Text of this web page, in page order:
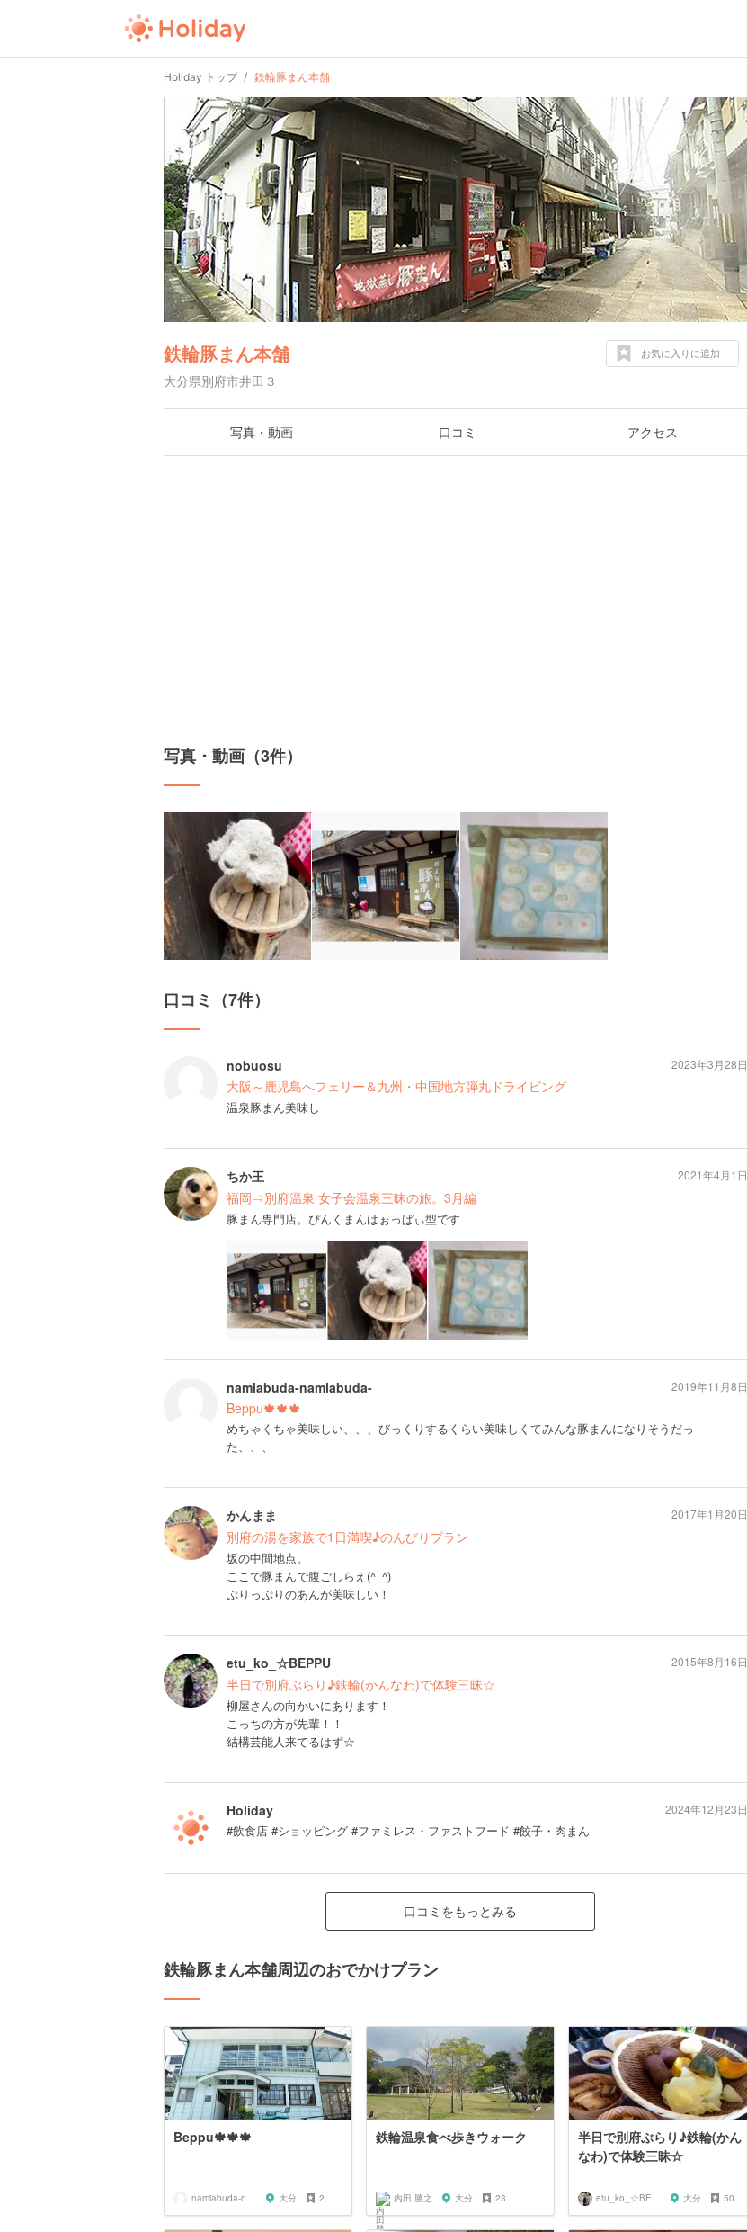
Holiday トップ 鉄輪豚まん本舗
鉄輪豚まん本舗
大分県別府市井田３
お気に入りに追加
写真・動画 口コミ アクセス
写真・動画（3件）
口コミ（7件）
nobuosu
大阪～鹿児島へフェリー＆九州・中国地方弾丸ドライビング
温泉豚まん美味し
2023年3月28日
ちか王
福岡⇒別府温泉 女子会温泉三昧の旅。3月編
豚まん専門店。ぴんくまんはぉっぱぃ型です
2021年4月1日
namiabuda-namiabuda-
Beppu🍁🍁🍁
めちゃくちゃ美味しい、、、びっくりするくらい美味しくてみんな豚まんになりそうだっ
た、、、
2019年11月8日
かんまま
別府の湯を家族で1日満喫♪のんびりプラン
坂の中間地点。
ここで豚まんで腹ごしらえ(^_^)
ぷりっぷりのあんが美味しい！
2017年1月20日
etu_ko_☆BEPPU
半日で別府ぶらり♪鉄輪(かんなわ)で体験三昧☆
柳屋さんの向かいにあります！
こっちの方が先輩！！
結構芸能人来てるはず☆
2015年8月16日
Holiday
#飲食店 #ショッピング #ファミレス・ファストフード #餃子・肉まん
2024年12月23日
口コミをもっとみる
鉄輪豚まん本舗周辺のおでかけプラン
Beppu🍁🍁🍁
namiabuda-namiabuda- 大分 2
鉄輪温泉食べ歩きウォーク
内田 勝之 大分 23
半日で別府ぶらり♪鉄輪(かん
なわ)で体験三昧☆
etu_ko_☆BEPPU 大分 50